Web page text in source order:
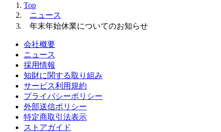
Top
ニュース
年末年始休業についてのお知らせ
会社概要
ニュース
採用情報
知財に関する取り組み
サービス利用規約
プライバシーポリシー
外部送信ポリシー
特定商取引法表示
ストアガイド